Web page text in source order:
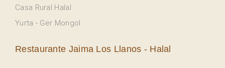
Casa Rural Halal
Yurta - Ger Mongol
Restaurante Jaima Los Llanos - Halal